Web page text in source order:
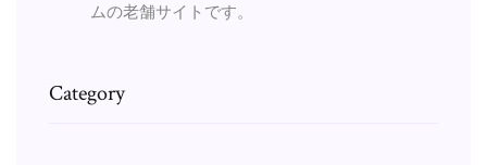
ムの老舗サイトです。
Category